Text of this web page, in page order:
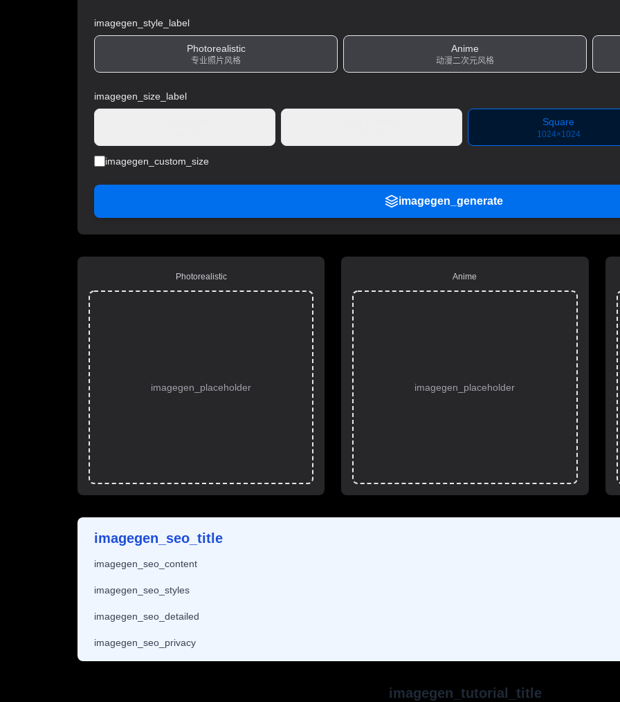
imagegen_style_label
Photorealistic
专业照片风格
Anime
动漫二次元风格
imagegen_size_label
Square
1024×1024
imagegen_custom_size
imagegen_generate
Photorealistic
imagegen_placeholder
Anime
imagegen_placeholder
imagegen_seo_title
imagegen_seo_content
imagegen_seo_styles
imagegen_seo_detailed
imagegen_seo_privacy
imagegen_tutorial_title